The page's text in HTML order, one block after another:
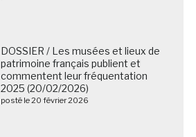
DOSSIER / Les musées et lieux de
patrimoine français publient et
commentent leur fréquentation
2025 (20/02/2026)
posté le 20 février 2026